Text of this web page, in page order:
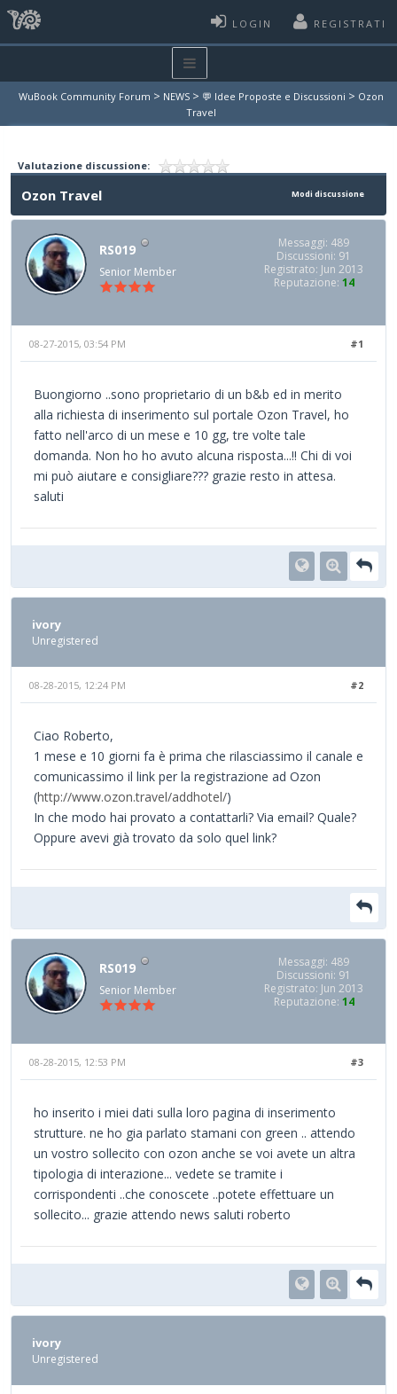
LOGIN REGISTRATI
WuBook Community Forum > NEWS > 💬 Idee Proposte e Discussioni > Ozon
Travel
Valutazione discussione:
Modi discussione
Ozon Travel
RS019
Senior Member
Messaggi: 489
Discussioni: 91
Registrato: Jun 2013
Reputazione: 14
#1
08-27-2015, 03:54 PM
Buongiorno ..sono proprietario di un b&b ed in merito
alla richiesta di inserimento sul portale Ozon Travel, ho
fatto nell'arco di un mese e 10 gg, tre volte tale
domanda. Non ho ho avuto alcuna risposta...!! Chi di voi
mi può aiutare e consigliare??? grazie resto in attesa.
saluti
ivory
Unregistered
#2
08-28-2015, 12:24 PM
Ciao Roberto,
1 mese e 10 giorni fa è prima che rilasciassimo il canale e
comunicassimo il link per la registrazione ad Ozon
(http://www.ozon.travel/addhotel/)
In che modo hai provato a contattarli? Via email? Quale?
Oppure avevi già trovato da solo quel link?
RS019
Senior Member
Messaggi: 489
Discussioni: 91
Registrato: Jun 2013
Reputazione: 14
#3
08-28-2015, 12:53 PM
ho inserito i miei dati sulla loro pagina di inserimento
strutture. ne ho gia parlato stamani con green .. attendo
un vostro sollecito con ozon anche se voi avete un altra
tipologia di interazione... vedete se tramite i
corrispondenti ..che conoscete ..potete effettuare un
sollecito... grazie attendo news saluti roberto
ivory
Unregistered